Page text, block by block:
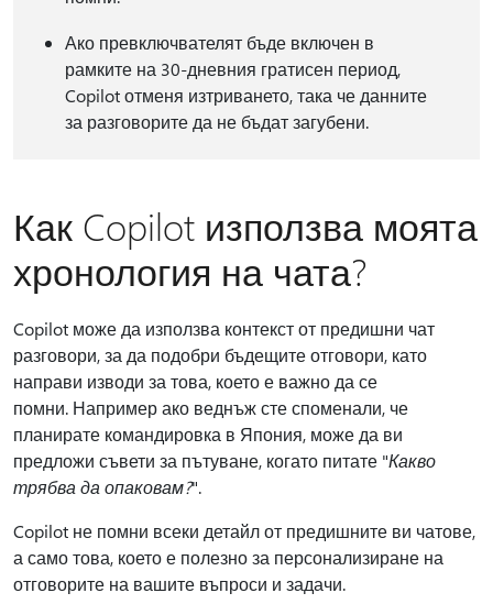
Ако превключвателят бъде включен в
рамките на 30-дневния гратисен период,
Copilot отменя изтриването, така че данните
за разговорите да не бъдат загубени.
Как Copilot използва моята
хронология на чата?
Copilot може да използва контекст от предишни чат
разговори, за да подобри бъдещите отговори, като
направи изводи за това, което е важно да се
помни. Например ако веднъж сте споменали, че
планирате командировка в Япония, може да ви
предложи съвети за пътуване, когато питате "Какво
трябва да опаковам?".
Copilot не помни всеки детайл от предишните ви чатове,
а само това, което е полезно за персонализиране на
отговорите на вашите въпроси и задачи.